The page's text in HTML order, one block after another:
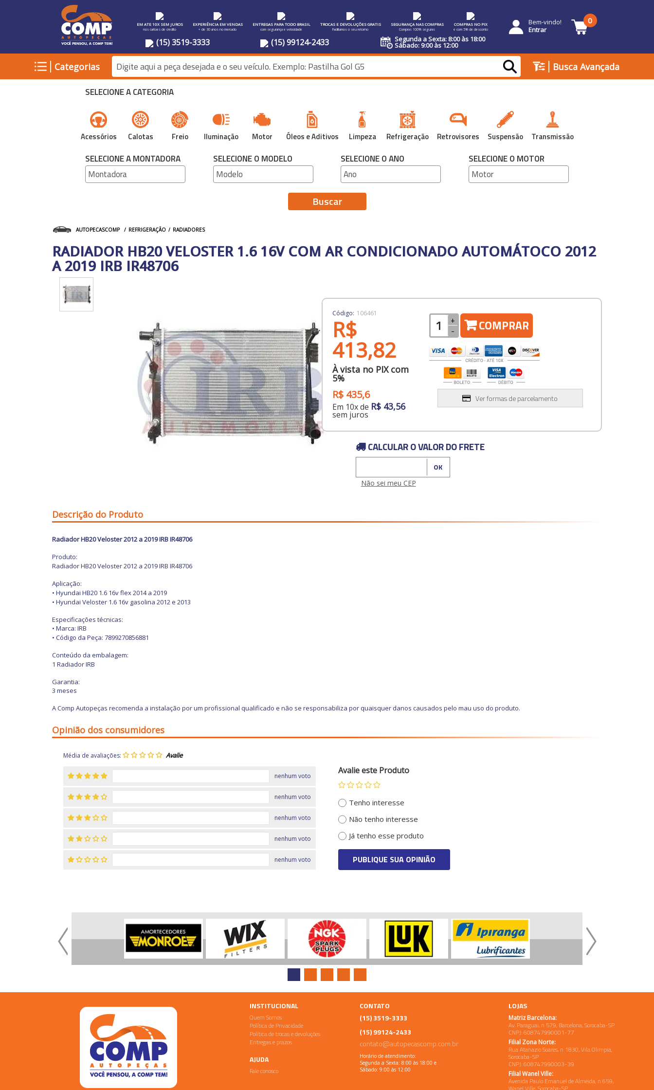
EM ATE 10X SEM JUROS
nos cartoes de credito
EXPERIÊNCIA EM VENDAS
+ de 30 anos no mercado
ENTREGAS PARA TODO BRASIL
com segurança e velocidade
TROCAS E DEVOLUÇÕES GRATIS
Facilitamos o seu retorno
SEGURANÇA NAS COMPRAS
Compras 100% seguras
COMPRAS NO PIX
e com 5% de desconto
(15) 3519-3333 (15) 99124-2433 Segunda a Sexta: 8:00 às 18:00
Sábado: 9:00 às 12:00
Bem-vindo!
Entrar
0
| Categorias | Busca Avançada
SELECIONE A CATEGORIA
Acessórios Calotas Freio Iluminação Motor Óleos e Aditivos Limpeza Refrigeração Retrovisores Suspensão Transmissão
SELECIONE A MONTADORA SELECIONE O MODELO SELECIONE O ANO SELECIONE O MOTOR
Buscar
AUTOPECASCOMP REFRIGERAÇÃO RADIADORES
RADIADOR HB20 VELOSTER 1.6 16V COM AR CONDICIONADO AUTOMÁTOCO 2012
A 2019 IRB IR48706
Código: 106461
R$
413,82
À vista no PIX com
5%
R$ 435,6
Em 10x de R$ 43,56
sem juros
+
-
COMPRAR
Ver formas de parcelamento
CALCULAR O VALOR DO FRETE
Não sei meu CEP
Descrição do Produto
Radiador HB20 Veloster 2012 a 2019 IRB IR48706
Produto:
Radiador HB20 Veloster 2012 a 2019 IRB IR48706
Aplicação:
• Hyundai HB20 1.6 16v flex 2014 a 2019
• Hyundai Veloster 1.6 16v gasolina 2012 e 2013
Especificações técnicas:
• Marca: IRB
• Código da Peça: 7899270856881
Conteúdo da embalagem:
1 Radiador IRB
Garantia:
3 meses
A Comp Autopeças recomenda a instalação por um profissional qualificado e não se responsabiliza por quaisquer danos causados pelo mau uso do produto.
Opinião dos consumidores
Média de avaliações:
nenhum voto
nenhum voto
nenhum voto
nenhum voto
nenhum voto
Avalie este Produto
Tenho interesse
Não tenho interesse
Já tenho esse produto
PUBLIQUE SUA OPINIÃO
INSTITUCIONAL
Quem Somos
Política de Privacidade
Política de trocas e devoluções
Entregas e prazos
AJUDA
Fale conosco
CONTATO
(15) 3519-3333
(15) 99124-2433
contato@autopecascomp.com.br
Horário de atendimento:
Segunda a Sexta: 8:00 às 18:00 e
Sábado: 9:00 às 12:00
LOJAS
Matriz Barcelona:
Av. Paraguai, n 579, Barcelona, Sorocaba-SP
CNPJ: 608747990001-77
Filial Zona Norte:
Rua Atanazio Soares, n 1830, Vila Olimpia,
Sorocaba-SP
CNPJ: 608747990003-39
Filial Wanel Ville:
Avenida Paulo Emanuel de Almeida, n 659,